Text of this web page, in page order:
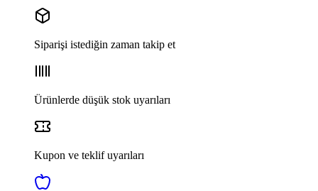
Siparişi istediğin zaman takip et
Ürünlerde düşük stok uyarıları
Kupon ve teklif uyarıları